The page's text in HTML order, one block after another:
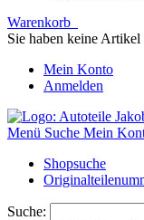
Warenkorb
Sie haben keine
Mein Konto
Anmelden
Menü Suche Mein
Shopsuche
Suche: